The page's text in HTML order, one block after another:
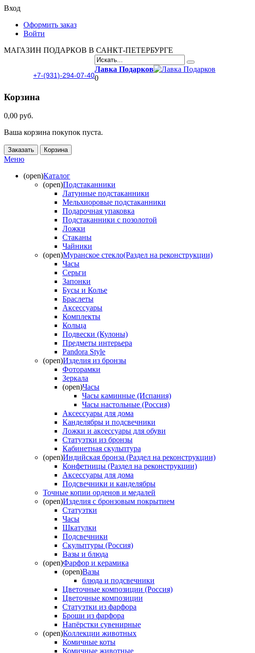
Вход
Оформить заказ
Войти
МАГАЗИН ПОДАРКОВ В САНКТ-ПЕТЕРБУРГЕ
+7-(931)-294-07-40
Лавка Подарков
0
Корзина
0,00 руб.
Ваша корзина покупок пуста.
Заказать Корзина
Меню
(open)Каталог
(open)Подстаканники
Латунные подстаканники
Мельхиоровые подстаканники
Подарочная упаковка
Подстаканники с позолотой
Ложки
Стаканы
Чайники
(open)Муранское стекло(Раздел на реконструкции)
Часы
Серьги
Запонки
Бусы и Колье
Браслеты
Аксессуары
Комплекты
Кольца
Подвески (Кулоны)
Предметы интерьера
Pandora Style
(open)Изделия из бронзы
Фоторамки
Зеркала
(open)Часы
Часы каминные (Испания)
Часы настольные (Россия)
Аксессуары для дома
Канделябры и подсвечники
Ложки и аксессуары для обуви
Статуэтки из бронзы
Кабинетная скульптура
(open)Индийская бронза (Раздел на реконструкции)
Конфетницы (Раздел на реконструкции)
Аксессуары для дома
Подсвечники и канделябры
Точные копии орденов и медалей
(open)Изделия с бронзовым покрытием
Статуэтки
Часы
Шкатулки
Подсвечники
Скульптуры (Россия)
Вазы и блюда
(open)Фарфор и керамика
(open)Вазы
блюда и подсвечники
Цветочные композиции (Россия)
Цветочные композиции
Статуэтки из фарфора
Броши из фарфора
Напёрстки сувенирные
(open)Коллекции животных
Комичные коты
Комичные животные